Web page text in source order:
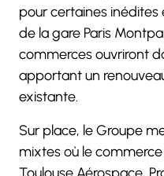
pour certaines inédites
de la gare Paris
commerces ouvriront
apportant un
existante.
Sur place, le Groupe
mixtes où le